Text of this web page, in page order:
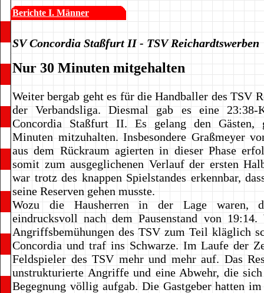
Berichte I. Männer
SV Concordia Staßfurt II - TSV
Nur 30 Minuten mitgehalten
Weiter bergab geht es für die Handballer des TSV
der Verbandsliga. Diesmal gab es eine 23:38-
Concordia Staßfurt II. Es gelang den Gästen,
Minuten mitzuhalten. Insbesondere Graßmeyer
aus dem Rückraum agierten in dieser Phase
somit zum ausgeglichenen Verlauf der ersten
war trotz des knappen Spielstandes erkennbar,
seine Reserven gehen musste.
Wozu die Hausherren in der Lage waren,
eindrucksvoll nach dem Pausenstand von
Angriffsbemühungen des TSV zum Teil kläglich
Concordia und traf ins Schwarze. Im Laufe der
Feldspieler des TSV mehr und mehr auf. Das
unstrukturierte Angriffe und eine Abwehr, die
Begegnung völlig aufgab. Die Gastgeber hatten